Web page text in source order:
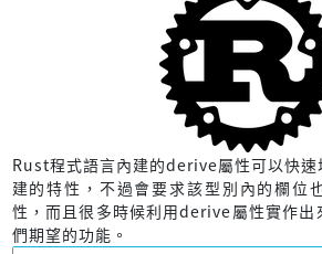
Rust程式語言內建的derive屬性可以快速
建的特性，不過會要求該型別內的欄位
性，而且很多時候利用derive屬性實作出
們期望的功能。